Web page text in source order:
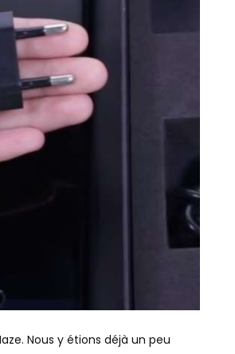
Nous y étions déjà un peu